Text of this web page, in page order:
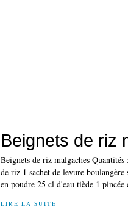
Beignets de riz
Beignets de riz malgaches
de riz 1 sachet de levure
en poudre 25 cl d'eau tiède 1
LIRE LA SUITE